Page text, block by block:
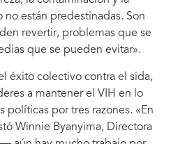
están predestinadas. Son
revertir, problemas que se
que se pueden evitar».
éxito colectivo contra el sida,
a mantener el VIH en lo
políticas por tres razones. «En
Winnie Byanyima, Directora